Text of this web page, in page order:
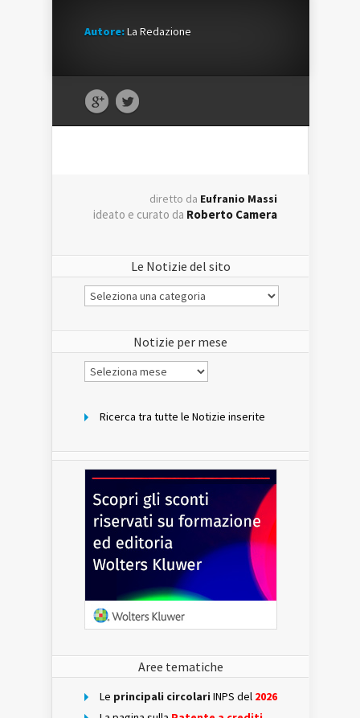
Autore:La Redazione
diretto da Eufranio Massi
ideato e curato da Roberto Camera
Le Notizie del sito
Le
Notizie
Notizie per mese
Notizie
per
Ricerca tra tutte le Notizie inserite
Aree tematiche
Le principali circolari INPS del 2026